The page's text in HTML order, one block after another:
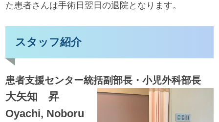
た患者さんは手術日翌日の退院となります。
スタッフ紹介
患者支援センター統括副部長・小児外科部長
大矢知 昇
Oyachi, Noboru